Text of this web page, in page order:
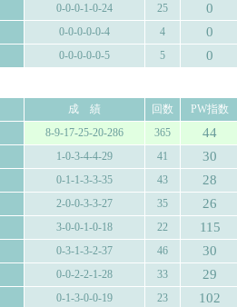
0-0-0-1-0-24 25 0
0-0-0-0-0-4 4 0
0-0-0-0-0-5 5 0
成 績 回数
PW指数
8-9-17-25-20-286 365 44
1-0-3-4-4-29 41 30
0-1-1-3-3-35 43 28
2-0-0-3-3-27 35 26
3-0-0-1-0-18 22 115
0-3-1-3-2-37 46 30
0-0-2-2-1-28 33 29
0-1-3-0-0-19 23 102